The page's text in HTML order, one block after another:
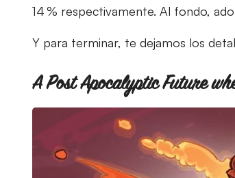
14 % respectivamente. Al fondo,
Y para terminar, te dejamos los
A Post Apoc­a­lyp­tic Future